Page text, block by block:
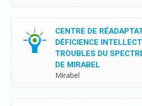
CENTRE DE
DÉFICIENCE
TROUBLES DU
DE MIRABEL
Mirabel